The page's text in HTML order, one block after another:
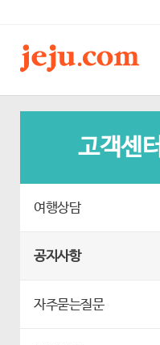
고객센터
여행상담
공지사항
자주묻는질문